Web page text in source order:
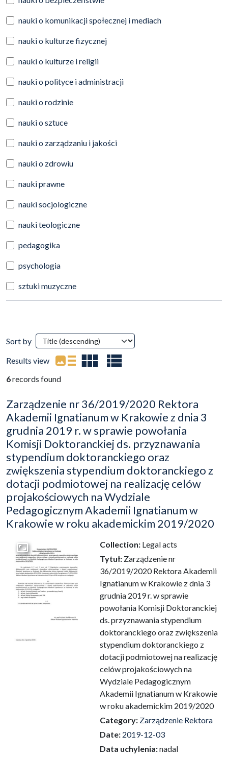
nauki o komunikacji społecznej i mediach
nauki o kulturze fizycznej
nauki o kulturze i religii
nauki o polityce i administracji
nauki o rodzinie
nauki o sztuce
nauki o zarządzaniu i jakości
nauki o zdrowiu
nauki prawne
nauki socjologiczne
nauki teologiczne
pedagogika
psychologia
sztuki muzyczne
Search Results
Sort by
(automatic content reloading)
Results view
6records found
Zarządzenie nr 36/2019/2020 Rektora
Akademii Ignatianum w Krakowie z dnia 3
grudnia 2019 r. w sprawie powołania
Komisji Doktoranckiej ds. przyznawania
stypendium doktoranckiego oraz
zwiększenia stypendium doktoranckiego z
dotacji podmiotowej na realizację celów
projakościowych na Wydziale
Pedagogicznym Akademii Ignatianum w
Krakowie w roku akademickim 2019/2020
Go to the collection
Collection: Legal acts
Tytuł: Zarządzenie nr
36/2019/2020 Rektora Akademii
Ignatianum w Krakowie z dnia 3
grudnia 2019 r. w sprawie
powołania Komisji Doktoranckiej
ds. przyznawania stypendium
doktoranckiego oraz zwiększenia
stypendium doktoranckiego z
dotacji podmiotowej na realizację
celów projakościowych na
Wydziale Pedagogicznym
Akademii Ignatianum w Krakowie
w roku akademickim 2019/2020
Category: Zarządzenie Rektora
Date: 2019-12-03
Data uchylenia:nadal